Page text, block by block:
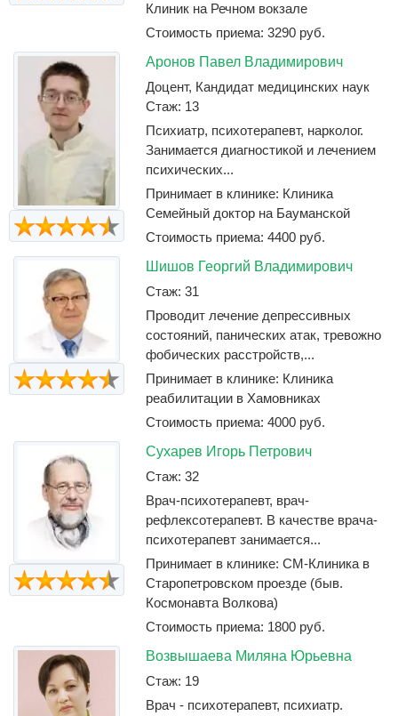
Клиник на Речном вокзале
Стоимость приема: 3290 руб.
Аронов Павел Владимирович
Доцент, Кандидат медицинских наук
Стаж: 13
Психиатр, психотерапевт, нарколог.
Занимается диагностикой и лечением
психических...
Принимает в клинике: Клиника
Семейный доктор на Бауманской
Стоимость приема: 4400 руб.
Шишов Георгий Владимирович
Стаж: 31
Проводит лечение депрессивных
состояний, панических атак, тревожно
фобических расстройств,...
Принимает в клинике: Клиника
реабилитации в Хамовниках
Стоимость приема: 4000 руб.
Сухарев Игорь Петрович
Стаж: 32
Врач-психотерапевт, врач-
рефлексотерапевт. В качестве врача-
психотерапевт занимается...
Принимает в клинике: СМ-Клиника в
Старопетровском проезде (быв.
Космонавта Волкова)
Стоимость приема: 1800 руб.
Возвышаева Миляна Юрьевна
Стаж: 19
Врач - психотерапевт, психиатр.